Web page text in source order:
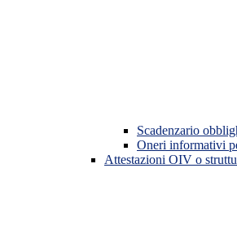
Scadenzario
Oneri informativi
Attestazioni OIV o